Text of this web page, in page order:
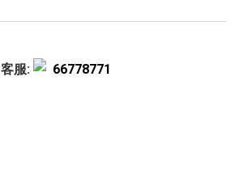
客服: 66778771